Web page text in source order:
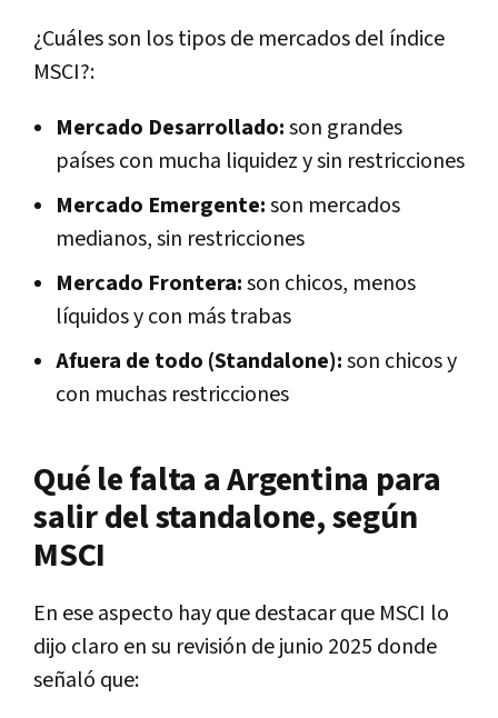
¿Cuáles son los tipos de mercados del índice
MSCI?:
Mercado Desarrollado:son grandes
países con mucha liquidez y sin restricciones
Mercado Emergente:son mercados
medianos, sin restricciones
Mercado Frontera:son chicos, menos
líquidos y con más trabas
Afuera de todo (Standalone):son chicos y
con muchas restricciones
Qué le falta a Argentina para
salir del standalone, según
MSCI
En ese aspecto hay que destacar que MSCI lo
dijo claro en su revisión de junio 2025 donde
señaló que: